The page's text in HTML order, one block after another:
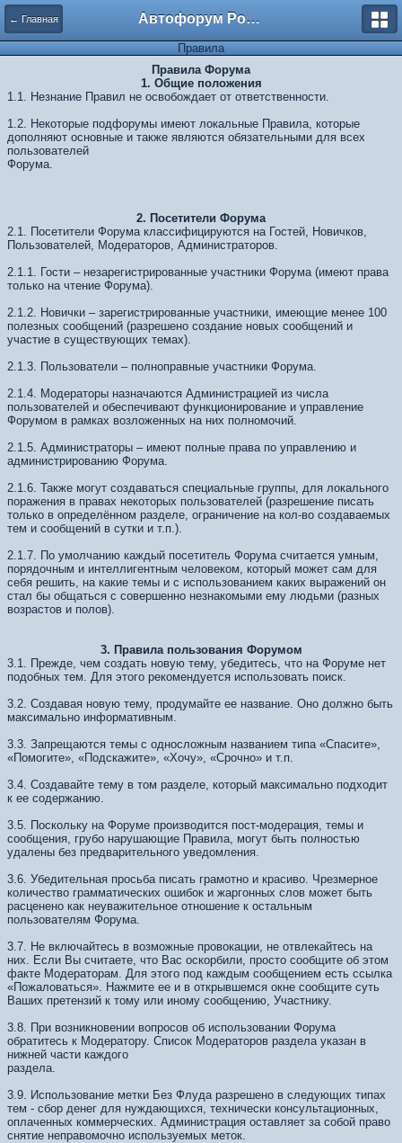
← Главная Автофорум Ростова-на-Дону
Правила
Правила Форума
1. Общие положения
1.1. Незнание Правил не освобождает от ответственности.
1.2. Некоторые подфорумы имеют локальные Правила, которые
дополняют основные и также являются обязательными для всех
пользователей
Форума.
2. Посетители Форума
2.1. Посетители Форума классифицируются на Гостей, Новичков,
Пользователей, Модераторов, Администраторов.
2.1.1. Гости – незарегистрированные участники Форума (имеют права
только на чтение Форума).
2.1.2. Новички – зарегистрированные участники, имеющие менее 100
полезных сообщений (разрешено создание новых сообщений и
участие в существующих темах).
2.1.3. Пользователи – полноправные участники Форума.
2.1.4. Модераторы назначаются Администрацией из числа
пользователей и обеспечивают функционирование и управление
Форумом в рамках возложенных на них полномочий.
2.1.5. Администраторы – имеют полные права по управлению и
администрированию Форума.
2.1.6. Также могут создаваться специальные группы, для локального
поражения в правах некоторых пользователей (разрешение писать
только в определённом разделе, ограничение на кол-во создаваемых
тем и сообщений в сутки и т.п.).
2.1.7. По умолчанию каждый посетитель Форума считается умным,
порядочным и интеллигентным человеком, который может сам для
себя решить, на какие темы и с использованием каких выражений он
стал бы общаться с совершенно незнакомыми ему людьми (разных
возрастов и полов).
3. Правила пользования Форумом
3.1. Прежде, чем создать новую тему, убедитесь, что на Форуме нет
подобных тем. Для этого рекомендуется использовать поиск.
3.2. Создавая новую тему, продумайте ее название. Оно должно быть
максимально информативным.
3.3. Запрещаются темы с односложным названием типа «Спасите»,
«Помогите», «Подскажите», «Хочу», «Срочно» и т.п.
3.4. Создавайте тему в том разделе, который максимально подходит
к ее содержанию.
3.5. Поскольку на Форуме производится пост-модерация, темы и
сообщения, грубо нарушающие Правила, могут быть полностью
удалены без предварительного уведомления.
3.6. Убедительная просьба писать грамотно и красиво. Чрезмерное
количество грамматических ошибок и жаргонных слов может быть
расценено как неуважительное отношение к остальным
пользователям Форума.
3.7. Не включайтесь в возможные провокации, не отвлекайтесь на
них. Если Вы считаете, что Вас оскорбили, просто сообщите об этом
факте Модераторам. Для этого под каждым сообщением есть ссылка
«Пожаловаться». Нажмите ее и в открывшемся окне сообщите суть
Ваших претензий к тому или иному сообщению, Участнику.
3.8. При возникновении вопросов об использовании Форума
обратитесь к Модератору. Список Модераторов раздела указан в
нижней части каждого
раздела.
3.9. Использование метки Без Флуда разрешено в следующих типах
тем - сбор денег для нуждающихся, технически консультационных,
оплаченных коммерческих. Администрация оставляет за собой право
снятие неправомочно используемых меток.